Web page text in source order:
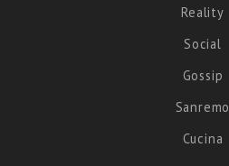
Reality
Social
Gossip
Sanremo
Cucina